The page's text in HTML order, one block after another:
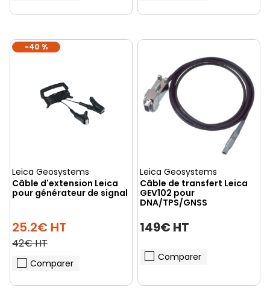
-40 %
Leica Geosystems
Câble d'extension Leica
pour générateur de signal
25.2€ HT
42€ HT
Comparer
Leica Geosystems
Câble de transfert Leica
GEV102 pour
DNA/TPS/GNSS
149€ HT
Comparer